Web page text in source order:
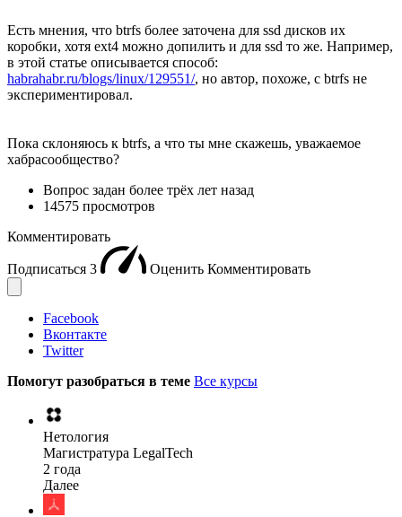
Есть мнения, что btrfs более заточена для ssd дисков их
коробки, хотя ext4 можно допилить и для ssd то же. Например,
в этой статье описывается способ:
habrahabr.ru/blogs/linux/129551/, но автор, похоже, с btrfs не
экспериментировал.
Пока склоняюсь к btrfs, а что ты мне скажешь, уважаемое
хабрасообщество?
Вопрос задан более трёх лет назад
14575 просмотров
Комментировать
Подписаться 3 Оценить Комментировать
Facebook
Вконтакте
Twitter
Помогут разобраться в теме Все курсы
Нетология
Магистратура LegalTech
2 года
Далее